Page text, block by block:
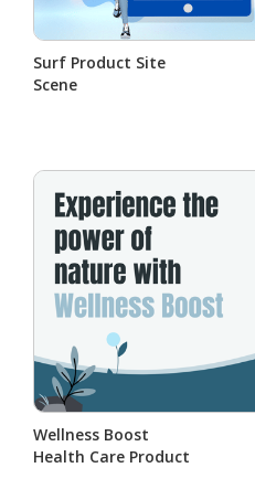
Surf Product Site
Scene
Wellness Boost
Health Care Product